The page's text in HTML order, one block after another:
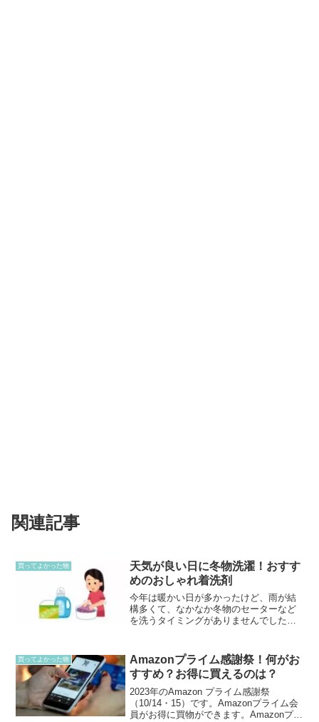
関連記事
買ってよかった物
天気が良い日に冬物洗濯！おすす
めのおしゃれ着洗剤
今年は暖かい日が多かったけど、雨が結
構多くて、なかなか冬物のセーターなど
を洗うタイミングがありませんでした。
洗っています。とにかく使ってみてほし
いです。使い方も簡単です...
買ってよかった物
Amazonプライム感謝祭！何がお
すすめ？お得に買えるのは？
2023年のAmazon プライム感謝祭
（10/14・15）です。Amazonプライム会
員がお得に買物ができます。Amazonプラ